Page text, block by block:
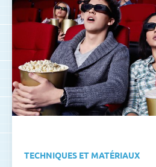
TECHNIQUES ET MATÉRIAUX